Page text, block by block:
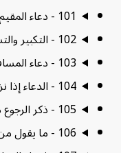
101 - دعاء المقيم للمسافر
102 - التكبير والتسبيح في سير السفر
103 - دعاء المسافر إذا أسحر
104 - الدعاء إذا نزل منزلًا في سفر أو غيره
105 - ذكر الرجوع من السفر
106 - ما يقول من أتاه أمر يسره أو يكرهه